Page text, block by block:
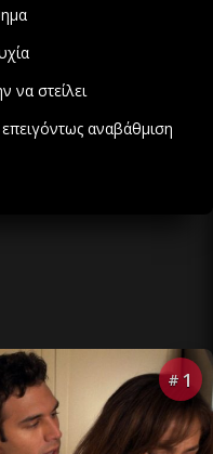
στείλει
αναβάθμιση
# 1